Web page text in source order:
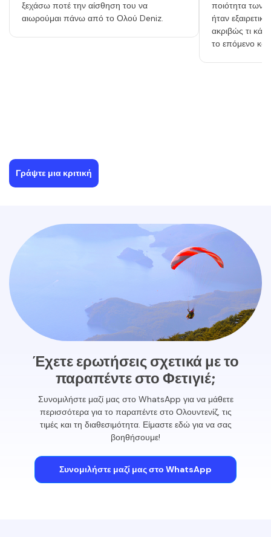
ξεχάσω ποτέ την αίσθηση του να
αιωρούμαι πάνω από το Ολού Deniz.
ποιότητα των
ήταν
ακριβώς τι
το επόμενο
Γράψτε μια κριτική
Έχετε ερωτήσεις σχετικά με το
παραπέντε στο Φετιγιέ;
Συνομιλήστε μαζί μας στο WhatsApp για να μάθετε
περισσότερα για το παραπέντε στο Ολουντενίζ, τις
τιμές και τη διαθεσιμότητα. Είμαστε εδώ για να σας
βοηθήσουμε!
Συνομιλήστε μαζί μας στο WhatsApp